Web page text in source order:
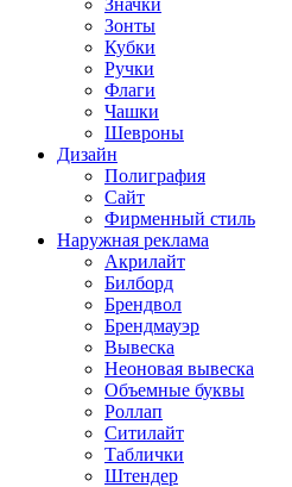
Зонты
Кубки
Ручки
Флаги
Чашки
Шевроны
Дизайн
Полиграфия
Сайт
Фирменный стиль
Наружная реклама
Акрилайт
Билборд
Брендвол
Брендмауэр
Вывеска
Неоновая вывеска
Объемные буквы
Роллап
Ситилайт
Таблички
Штендер